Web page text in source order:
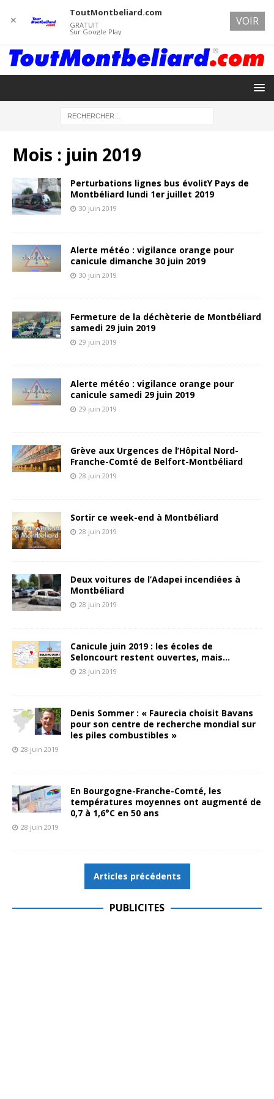
Mois : juin 2019
Perturbations lignes bus évolitY Pays de
Montbéliard lundi 1er juillet 2019
30 juin 2019
Alerte météo : vigilance orange pour
canicule dimanche 30 juin 2019
30 juin 2019
Fermeture de la déchèterie de Montbéliard
samedi 29 juin 2019
29 juin 2019
Alerte météo : vigilance orange pour
canicule samedi 29 juin 2019
29 juin 2019
Grève aux Urgences de l’Hôpital Nord-
Franche-Comté de Belfort-Montbéliard
28 juin 2019
Sortir ce week-end à Montbéliard
28 juin 2019
Deux voitures de l’Adapei incendiées à
Montbéliard
28 juin 2019
Canicule juin 2019 : les écoles de
Seloncourt restent ouvertes, mais…
28 juin 2019
Denis Sommer : « Faurecia choisit Bavans
pour son centre de recherche mondial sur
les piles combustibles »
28 juin 2019
En Bourgogne-Franche-Comté, les
températures moyennes ont augmenté de
0,7 à 1,6°C en 50 ans
28 juin 2019
Articles précédents
PUBLICITES
✕
ToutMontbeliard.com
GRATUIT
Sur Google Play
VOIR